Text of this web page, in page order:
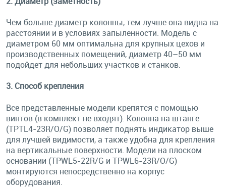
Чем больше диаметр колонны, тем лучше она видна на
расстоянии и в условиях запыленности. Модель с
диаметром 60 мм оптимальна для крупных цехов и
производственных помещений, диаметр 40–50 мм
подойдет для небольших участков и станков.
3. Способ крепления
Все представленные модели крепятся с помощью
винтов (в комплект не входят). Колонна на штанге
(TPTL4-23R/O/G) позволяет поднять индикатор выше
для лучшей видимости, а также удобна для крепления
на вертикальные поверхности. Модели на плоском
основании (TPWL5-22R/G и TPWL6-23R/O/G)
монтируются непосредственно на корпус
оборудования.